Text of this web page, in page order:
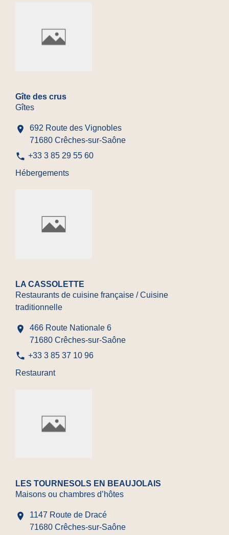
Gîte des crus
Gîtes
location_on
692 Route des Vignobles
71680 Crêches-sur-Saône
phone +33 3 85 29 55 60
Hébergements
LA CASSOLETTE
Restaurants de cuisine française / Cuisine
traditionnelle
location_on
466 Route Nationale 6
71680 Crêches-sur-Saône
phone +33 3 85 37 10 96
Restaurant
LES TOURNESOLS EN BEAUJOLAIS
Maisons ou chambres d’hôtes
location_on
1147 Route de Dracé
71680 Crêches-sur-Saône